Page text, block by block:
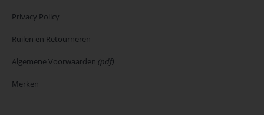
Privacy Policy
Ruilen en Retourneren
Algemene Voorwaarden (pdf)
Merken